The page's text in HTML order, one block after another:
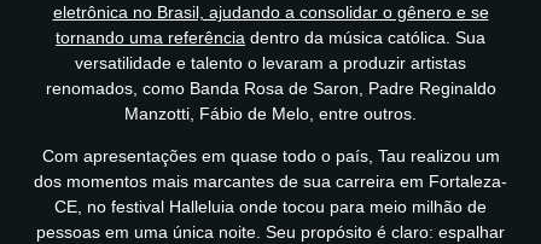
eletrônica no Brasil, ajudando a consolidar o gênero e se
tornando uma referência dentro da música católica. Sua
versatilidade e talento o levaram a produzir artistas
renomados, como Banda Rosa de Saron, Padre Reginaldo
Manzotti, Fábio de Melo, entre outros.
Com apresentações em quase todo o país, Tau realizou um
dos momentos mais marcantes de sua carreira em Fortaleza-
CE, no festival Halleluia onde tocou para meio milhão de
pessoas em uma única noite. Seu propósito é claro: espalhar